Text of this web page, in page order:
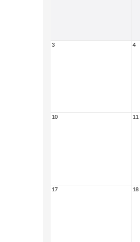
3 4
10 11
17 18